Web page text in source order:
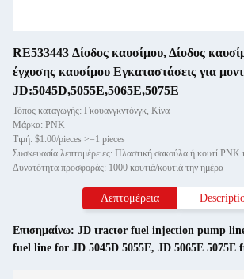
RE533443 Δίοδος καυσίμου, Δίοδος
έγχυσης καυσίμου Εγκαταστάσεις για
JD:5045D,5055E,5065E,5075E
Τόπος καταγωγής: Γκουανγκντόνγκ, Κίνα
Μάρκα: PNK
Τιμή: $1.00/pieces >=1 pieces
Δυνατότητα προσφοράς: 1000 κουτιά/κουτιά την ημέρα
Λεπτομέρεια
Επισημαίνω: JD tractor fuel injection pump
fuel line for JD 5045D 5055E, JD 5065E 5075E